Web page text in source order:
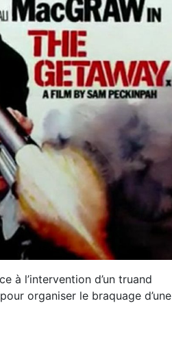
à l’intervention d’un truand
organiser le braquage d’une